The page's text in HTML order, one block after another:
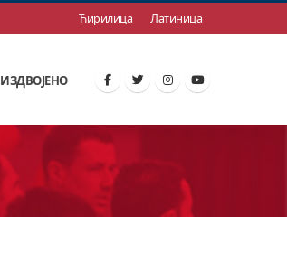
Ћирилица Латиница
ИЗДВОЈЕНО